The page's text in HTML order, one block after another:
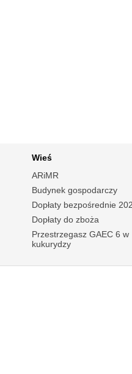
Wieś
ARiMR
Budynek gospodarczy
Dopłaty bezpośrednie
Dopłaty do zboża
Przestrzegasz GAEC 6 w
kukurydzy